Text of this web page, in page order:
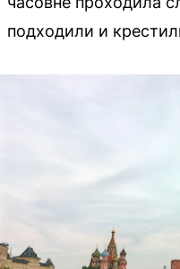
подходили и